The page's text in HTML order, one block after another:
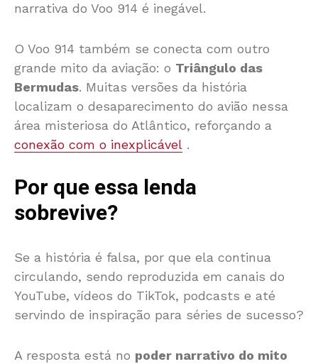
narrativa do Voo 914 é inegável.
O Voo 914 também se conecta com outro
grande mito da aviação: o Triângulo das
Bermudas. Muitas versões da história
localizam o desaparecimento do avião nessa
área misteriosa do Atlântico, reforçando a
conexão com o inexplicável .
Por que essa lenda
sobrevive?
Se a história é falsa, por que ela continua
circulando, sendo reproduzida em canais do
YouTube, vídeos do TikTok, podcasts e até
servindo de inspiração para séries de sucesso?
A resposta está no poder narrativo do mito